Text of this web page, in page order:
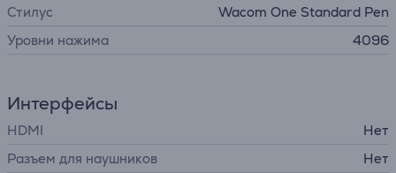
Стилус
Wacom One Standard Pen
Уровни нажима
4096
Интерфейсы
HDMI
Нет
Разъем для наушников
Нет